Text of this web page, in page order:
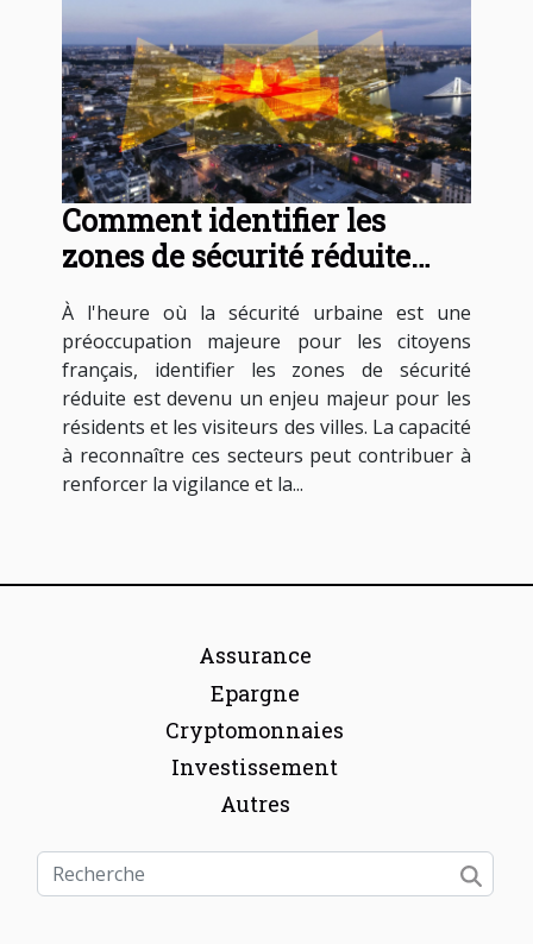
Comment identifier les
zones de sécurité réduite
dans les villes françaises
À l'heure où la sécurité urbaine est une
préoccupation majeure pour les citoyens
français, identifier les zones de sécurité
réduite est devenu un enjeu majeur pour les
résidents et les visiteurs des villes. La capacité
à reconnaître ces secteurs peut contribuer à
renforcer la vigilance et la...
Assurance
Epargne
Cryptomonnaies
Investissement
Autres